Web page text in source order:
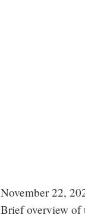
November 22,
Brief overview of